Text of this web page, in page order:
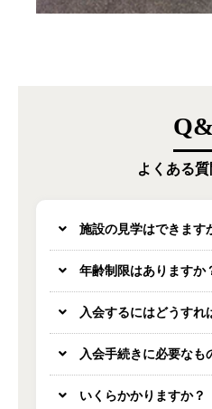
よくある
施設の見学はできます
年齢制限はありますか
入会するにはどうすれ
入会手続きに必要なも
いくらかかりますか？